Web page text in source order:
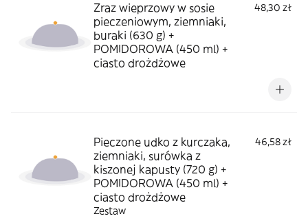
Zraz wieprzowy w sosie
pieczeniowym, ziemniaki,
buraki (630 g) +
POMIDOROWA (450 ml) +
ciasto drożdżowe
48,30 zł
Pieczone udko z kurczaka,
ziemniaki, surówka z
kiszonej kapusty (720 g) +
POMIDOROWA (450 ml) +
ciasto drożdżowe
46,58 zł
Zestaw